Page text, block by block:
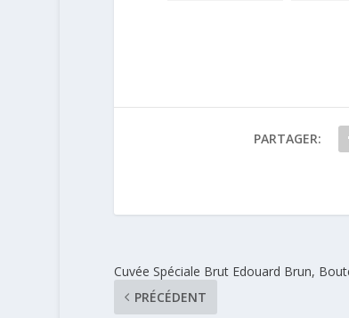
PARTAGER:
Cuvée Spéciale Brut Edouard Brun,
PRÉCÉDENT